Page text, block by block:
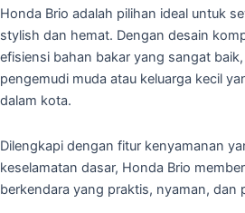
Honda Brio adalah pilihan ideal untuk
stylish dan hemat. Dengan desain
efisiensi bahan bakar yang sangat
pengemudi muda atau keluarga kecil
dalam kota.
Dilengkapi dengan fitur kenyamanan
keselamatan dasar, Honda Brio
berkendara yang praktis, nyaman, dan